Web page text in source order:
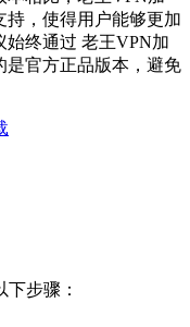
，使得用户能够更加
始终通过 老王VPN加
是官方正品版本，避免
步骤：